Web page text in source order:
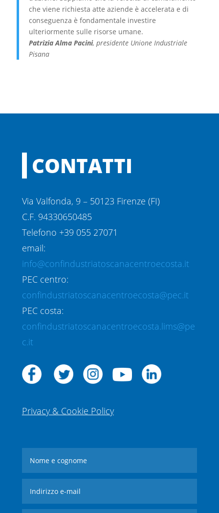
che viene richiesta atte aziende è accelerata e di
conseguenza è fondamentale investire
ulteriormente sulle risorse umane.
Patrizia Alma Pacini, presidente Unione Industriale
Pisana
CONTATTI
Via Valfonda, 9 – 50123 Firenze (FI)
C.F. 94330650485
Telefono +39 055 27071
email:
info@confindustriatoscanacentroecosta.it
PEC centro:
confindustriatoscanacentroecosta@pec.it
PEC costa:
confindustriatoscanacentroecosta.lims@pe
c.it
Privacy & Cookie Policy